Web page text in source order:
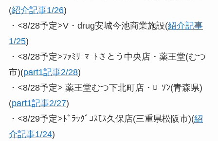
(紹介記事1/26)
・<8/28予定>V・drug安城今池商業施設(紹介記事
1/25)
・<8/28予定>ﾌｧﾐﾘｰﾏｰﾄさとう中央店・薬王堂(むつ
市)(part1記事2/28)
・<8/28予定> 薬王堂むつ下北町店・ﾛｰｿﾝ(青森県)
(part1記事2/27)
・<8/29予定>ﾄﾞﾗｯｸﾞｺｽﾓｽ久保店(三重県松阪市)(紹
介記事1/24)